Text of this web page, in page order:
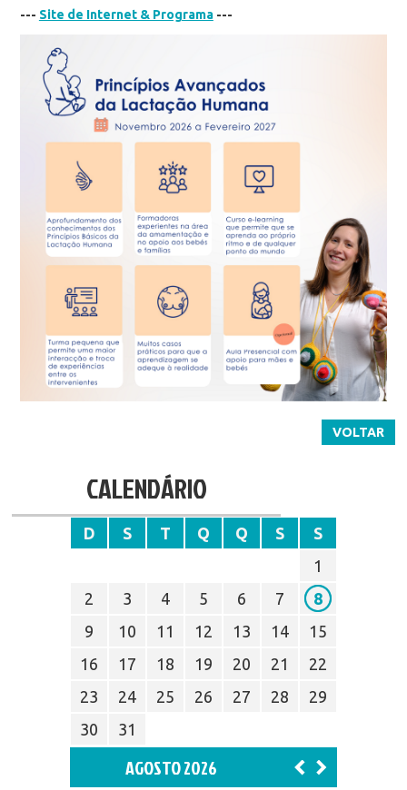
--- Site de Internet & Programa---
VOLTAR
CALENDÁRIO
D S T Q Q S
S
1
2
3 4 5 6 7
8
9
10 11 12 13 14
15
16
17 18 19 20 21
22
23
24 25 26 27 28
29
30
31
AGOSTO 2026